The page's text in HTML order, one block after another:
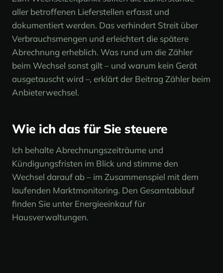
aller betroffenen Lieferstellen erfasst und
dokumentiert werden. Das verhindert Streit über
Verbrauchsmengen und erleichtert die spätere
Abrechnung erheblich. Was rund um die Zähler
beim Wechsel sonst gilt – und warum kein Gerät
ausgetauscht wird –, erklärt der Beitrag Zähler beim
Anbieterwechsel.
Wie ich das für Sie steuere
Ich behalte Abrechnungszeiträume und
Kündigungsfristen im Blick und stimme den
Wechsel darauf ab – im Zusammenspiel mit dem
laufenden Marktmonitoring. Den Gesamtablauf
finden Sie unter Energieeinkauf für
Hausverwaltungen.